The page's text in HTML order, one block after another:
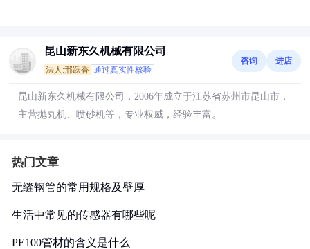
昆山新东久机械有限公司
法人:邢跃香 通过真实性核验
咨询 进店
昆山新东久机械有限公司，2006年成立于江苏省苏州市昆山市，
主营抛丸机、喷砂机等，专业权威，经验丰富。
热门文章
无缝钢管的常用规格及壁厚
生活中常见的传感器有哪些呢
PE100管材的含义是什么